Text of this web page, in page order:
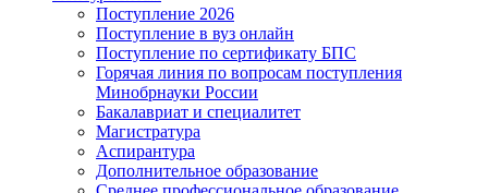
Поступление 2026
Поступление в вуз онлайн
Поступление по сертификату БПС
Горячая линия по вопросам поступления
Минобрнауки России
Бакалавриат и специалитет
Магистратура
Аспирантура
Дополнительное образование